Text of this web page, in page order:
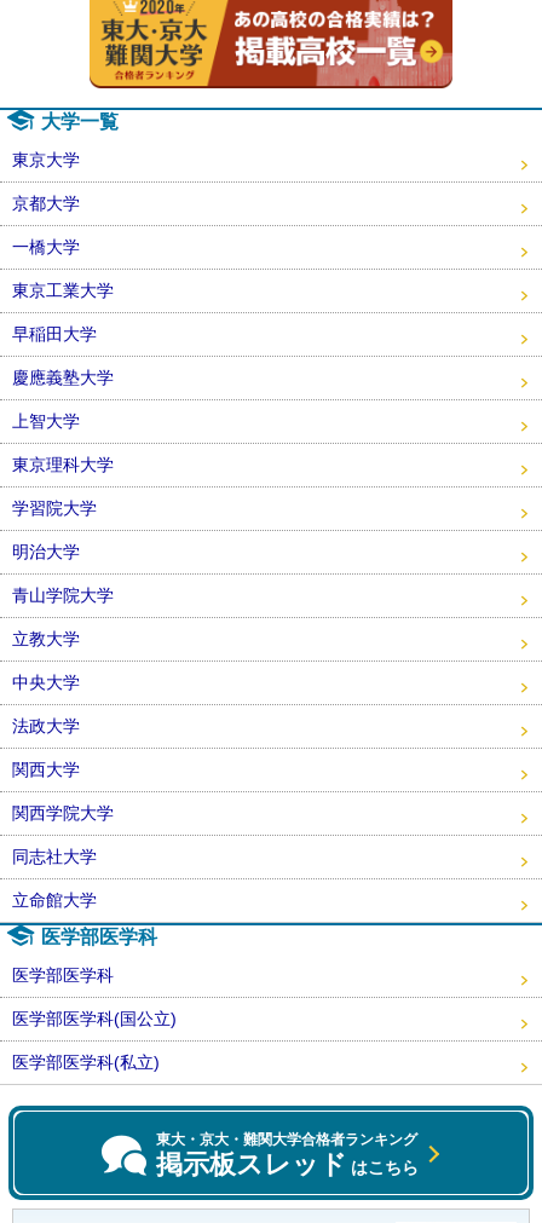
大学一覧
東京大学
京都大学
一橋大学
東京工業大学
早稲田大学
慶應義塾大学
上智大学
東京理科大学
学習院大学
明治大学
青山学院大学
立教大学
中央大学
法政大学
関西大学
関西学院大学
同志社大学
立命館大学
医学部医学科
医学部医学科
医学部医学科(国公立)
医学部医学科(私立)
東大・京大・難関大学合格者ランキング
掲示板スレッド はこちら